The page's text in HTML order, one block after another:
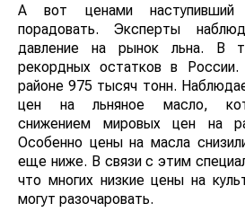
А вот ценами
порадовать. Эксперты
давление на рынок льна. В
рекордных остатков в
районе 975 тысяч тонн.
цен на льняное масло,
снижением мировых цен на
Особенно цены на масла
еще ниже. В связи с этим
что многих низкие цены на
могут разочаровать.